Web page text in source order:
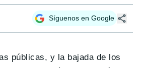
Síguenos en Google
públicas, y la bajada de los